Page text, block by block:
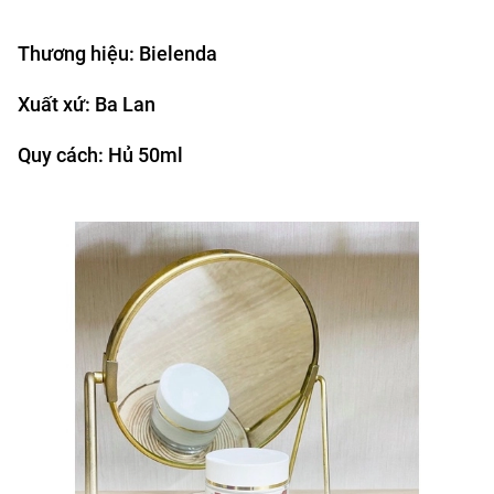
Thương hiệu: Bielenda
Xuất xứ: Ba Lan
Quy cách: Hủ 50ml